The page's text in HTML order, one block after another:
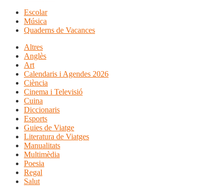
Escolar
Música
Quaderns de Vacances
Altres
Anglès
Art
Calendaris i Agendes 2026
Ciència
Cinema i Televisió
Cuina
Diccionaris
Esports
Guies de Viatge
Literatura de Viatges
Manualitats
Multimèdia
Poesia
Regal
Salut